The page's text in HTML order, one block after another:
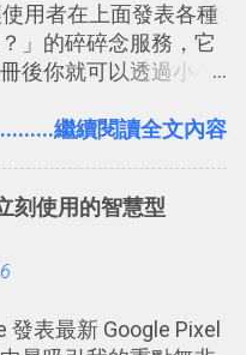
」，這是一款
PVP 偷竊對戰遊戲 。
用者在上面發表各種
」的碎碎念服務，它
後你就可以透過小小
在上面說明你在做什
要透過Twitter來詢問
樣被發表的
訊之河一樣在首頁、
的方式利用Twitter，
繼續閱讀全文內容
刻使用的智慧型
發表最新 Google Pixel